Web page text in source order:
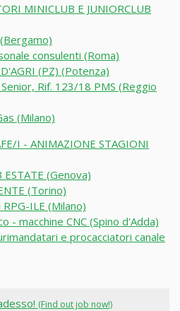
MINICLUB E JUNIORCLUB
consulenti (Roma)
(PZ) (Potenza)
Rif. 123/18 PMS (Reggio
(Milano)
I - ANIMAZIONE STAGIONI
(Genova)
(Torino)
ILE (Milano)
- macchine CNC (Spino d'Adda)
e procacciatori canale
(Find out job now!)